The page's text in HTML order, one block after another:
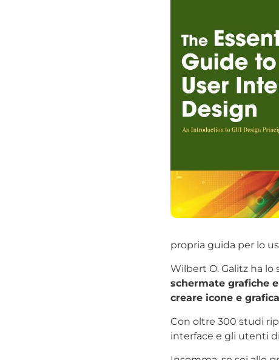
propria guida per lo
Wilbert O. Galitz ha lo
schermate grafiche
creare icone e
Con oltre 300 studi
interface e gli utenti